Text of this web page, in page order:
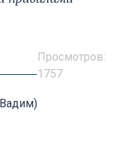
Просмотров:
1757